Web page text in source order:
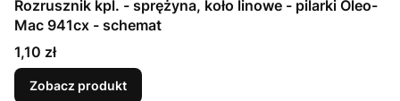
Rozrusznik kpl. - sprężyna, koło linowe - pilarki Oleo-
Mac 941cx - schemat
Cena
1,10 zł
Zobacz produkt